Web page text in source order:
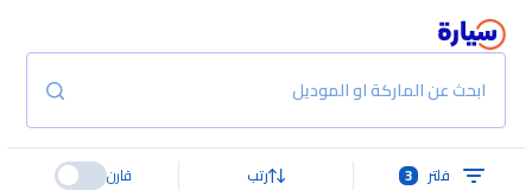
ابحث عن الماركة او الموديل
فلتر 3 رتب قارن